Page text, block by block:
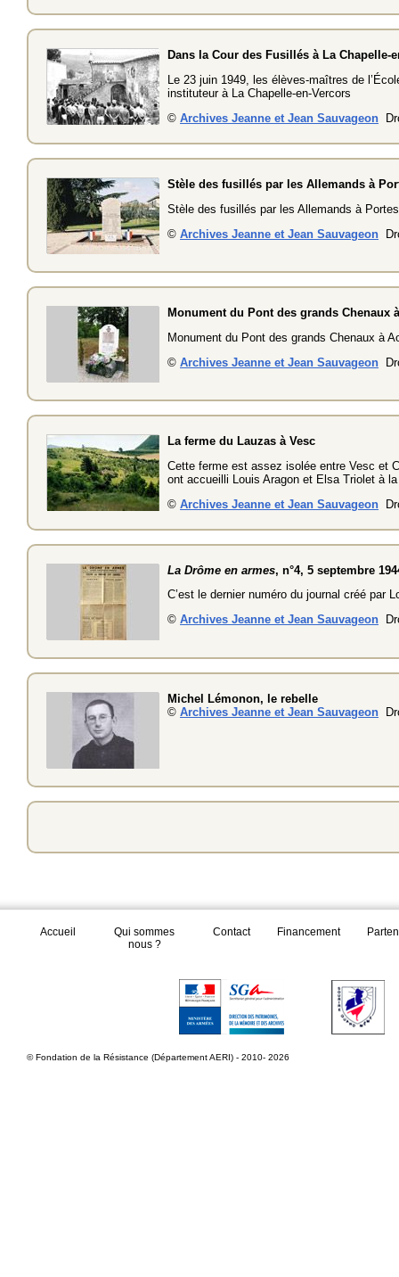
Dans la Cour des Fusillés à La Chapelle-
Le 23 juin 1949, les élèves-maîtres de
instituteur à La Chapelle-en-Vercors
© Archives Jeanne et Jean Sauvageon
Stèle des fusillés par les Allemands à
Stèle des fusillés par les Allemands à
© Archives Jeanne et Jean Sauvageon
Monument du Pont des grands Chenaux
Monument du Pont des grands Chenaux à
© Archives Jeanne et Jean Sauvageon
La ferme du Lauzas à Vesc
Cette ferme est assez isolée entre Vesc et
ont accueilli Louis Aragon et Elsa Triolet à
© Archives Jeanne et Jean Sauvageon
La Drôme en armes, n°4, 5 septembre
C’est le dernier numéro du journal créé par
© Archives Jeanne et Jean Sauvageon
Michel Lémonon, le rebelle
© Archives Jeanne et Jean Sauvageon
Accueil
Qui sommes
nous ?
Contact Financement
© Fondation de la Résistance (Département AERI) - 2010- 2026